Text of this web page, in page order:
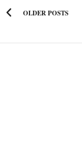
OLDER POSTS